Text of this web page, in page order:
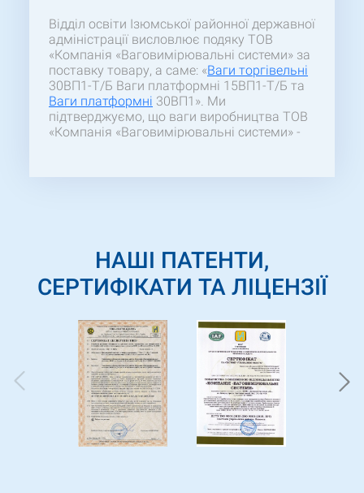
Відділ освіти Ізюмської районної державної
адміністрації висловлює подяку ТОВ
«Компанія «Ваговимірювальні системи» за
поставку товару, а саме: «Вaги торгівельні
30ВП1-Т/Б Ваги платформні 15ВП1-Т/Б та
Ваги платформні 30ВП1». Ми
підтверджуємо, що ваги виробництва ТОВ
«Компанія «Ваговимірювальні системи» -
професіоналізм, організованість
НАШІ ПАТЕНТИ,
СЕРТИФІКАТИ ТА ЛІЦЕНЗІЇ